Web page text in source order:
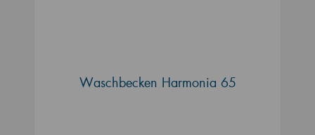
Waschbecken Harmonia 65